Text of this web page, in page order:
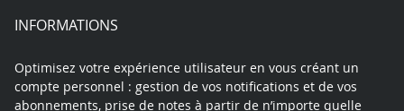
INFORMATIONS
Optimisez votre expérience utilisateur en vous créant un
compte personnel : gestion de vos notifications et de vos
abonnements, prise de notes à partir de n’importe quelle